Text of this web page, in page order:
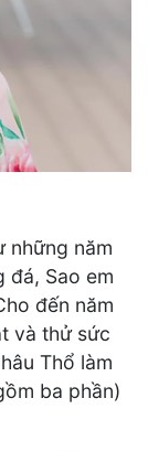
những năm
đá, Sao em
đến năm
và thử sức
Thổ làm
ba phần)